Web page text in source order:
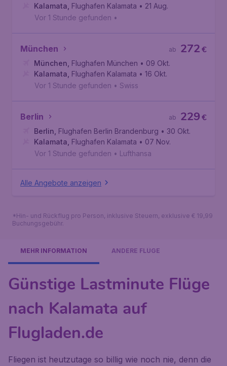
Kalamata Flughafen Kalamata • 21 Aug.
Vor 1 Stunde gefunden •
München €
272
ab
München Flughafen München • 09 Okt.
Kalamata Flughafen Kalamata • 16 Okt.
Vor 1 Stunde gefunden • Swiss
Berlin €
229
ab
Berlin Flughafen Berlin Brandenburg • 30 Okt.
Kalamata Flughafen Kalamata • 07 Nov.
Vor 1 Stunde gefunden • Lufthansa
Alle Angebote anzeigen
*Hin- und Rückflug pro Person, inklusive Steuern, exklusive € 19,99
Buchungsgebühr.
MEHR INFORMATION ANDERE FLÜGE
Günstige Lastminute Flüge
nach Kalamata auf
Flugladen.de
Fliegen ist heutzutage so billig wie noch nie, denn die